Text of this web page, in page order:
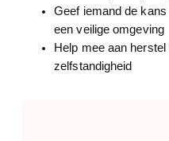
Geef iemand de
een veilige omgeving
Help mee aan
zelfstandigheid